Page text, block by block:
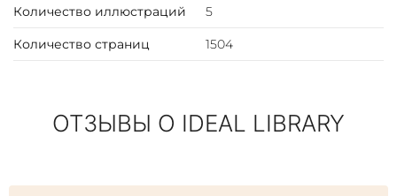
Количество иллюстраций 5
Количество страниц 1504
ОТЗЫВЫ О IDEAL LIBRARY